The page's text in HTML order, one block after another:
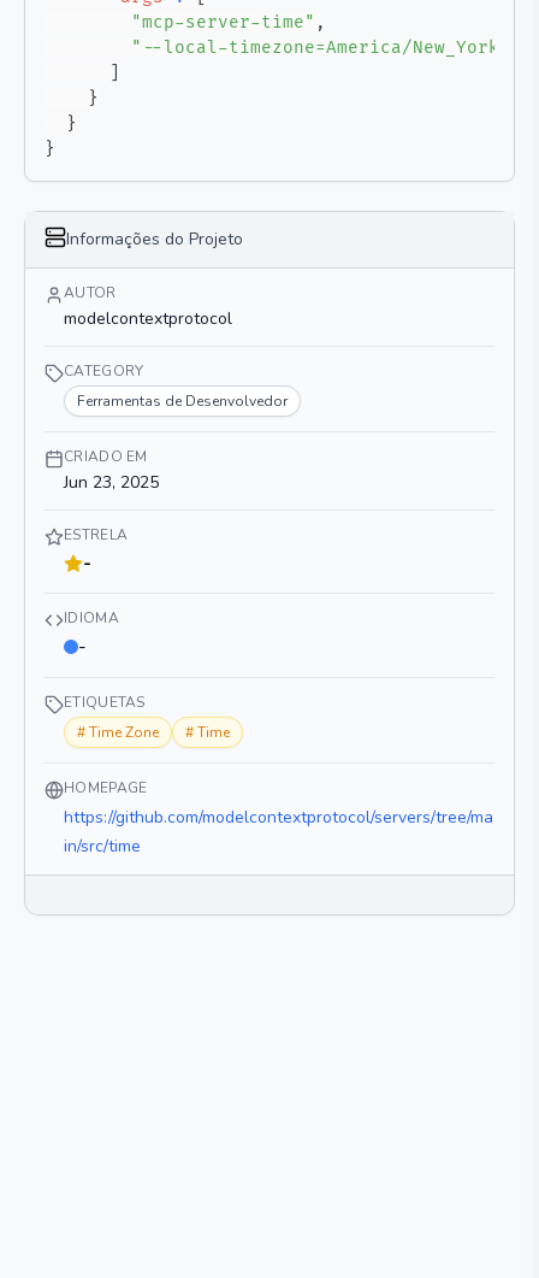
"mcp-server-time" ,
"--local-timezone=America/New_York"
}
}
}
Informações do Projeto
AUTOR
modelcontextprotocol
CATEGORY
Ferramentas de Desenvolvedor
CRIADO EM
Jun 23, 2025
ESTRELA
-
IDIOMA
-
ETIQUETAS
#Time Zone #Time
HOMEPAGE
https://github.com/modelcontextprotocol/servers/tree/ma
in/src/time